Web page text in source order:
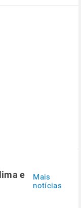
e
Mais
notícias